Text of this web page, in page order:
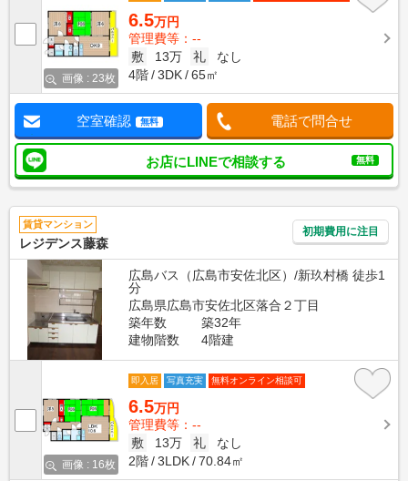
画像 : 23枚
6.5万円
管理費等：--
敷
13万 礼
なし
4階
3DK 65㎡
空室確認 無料 電話で問合せ
お店にLINEで相談する 無料
賃貸マンション
レジデンス藤森
初期費用に注目
広島バス（広島市安佐北区）/新玖村橋 徒歩1
分
広島県広島市安佐北区落合２丁目
築年数
築32年
建物階数
4階建
画像 : 16枚
即入居 写真充実 無料オンライン相談可
6.5万円
管理費等：--
敷
13万 礼
なし
2階
3LDK 70.84㎡